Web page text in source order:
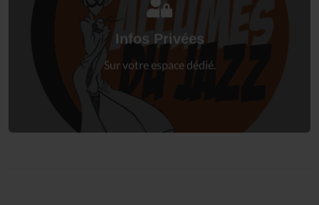
Infos Privées
Sur votre espace dédié.
Connectez-vous